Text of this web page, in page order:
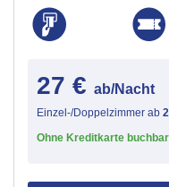
27 € ab/Nacht
Einzel-/Doppelzimmer ab
Ohne Kreditkarte buchbar